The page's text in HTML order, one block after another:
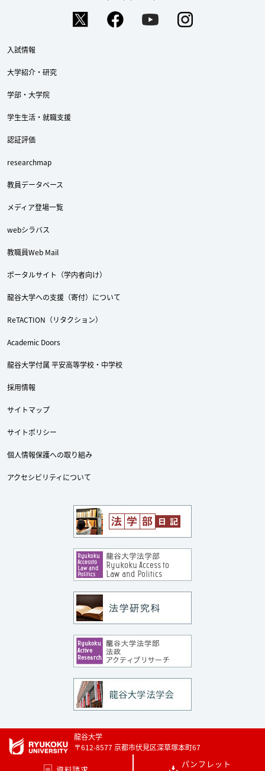
パンフレット
入試情報
大学紹介・研究
学部・大学院
学生生活・就職支援
認証評価
researchmap
教員データベース
メディア登場一覧
webシラバス
教職員Web Mail
ポータルサイト（学内者向け）
龍谷大学への支援（寄付）について
ReTACTION（リタクション）
Academic Doors
龍谷大学付属 平安高等学校・中学校
採用情報
サイトマップ
サイトポリシー
個人情報保護への取り組み
アクセシビリティについて
龍谷大学
〒612-8577 京都市伏見区深草塚本町67
TEL 075-642-1111 FAX 075-642-8867